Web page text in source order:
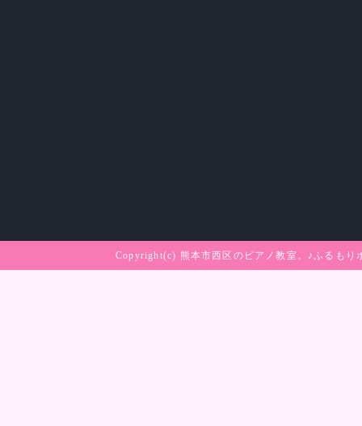
Copyright(c) 熊本市西区のピアノ教室。♪ふるも